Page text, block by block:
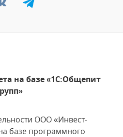
на базе «1С:Общепит
ООО «Инвест-
базе программного